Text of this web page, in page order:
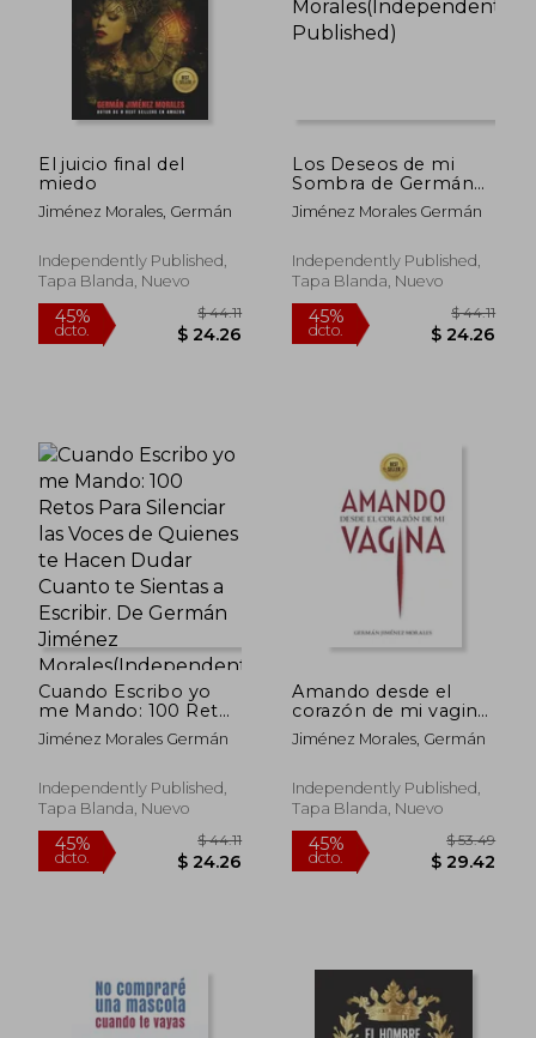
El juicio final del
miedo
Jiménez Morales, Germán
Independently Published,
Tapa Blanda, Nuevo
45%
dcto.
$ 44.11
$ 24.26
Los Deseos de mi
Sombra de Germán
Jiménez
Morales(Independently
Jiménez Morales Germán
Independently Published,
Tapa Blanda, Nuevo
45%
dcto.
Cuando Escribo yo
me Mando: 100 Retos
Para Silenciar las
Voces de Quienes te
te Sientas a Escribir.
De Germán Jiménez
Published)
Jiménez Morales Germán
Independently Published,
Tapa Blanda, Nuevo
Amando desde el
corazón de mi vagina:
Seis mujeres
liberaron sus vaginas
sexualidad y el
erotismo.
Jiménez Morales, Germán
Independently Published,
Tapa Blanda, Nuevo